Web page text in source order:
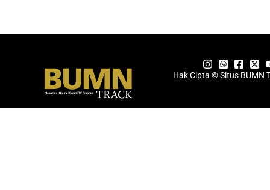
Hak Cipta © Situs BUMN